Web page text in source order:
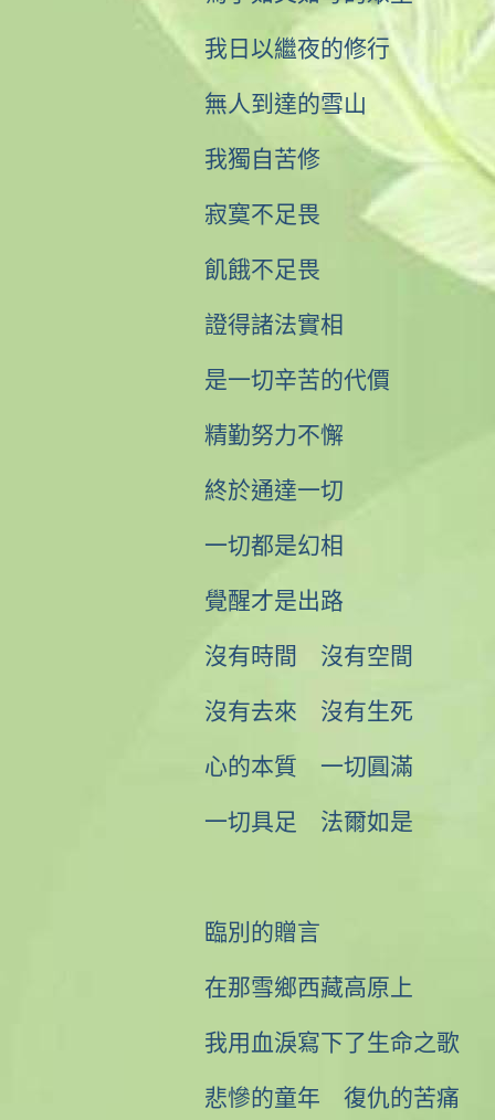
我日以繼夜的修行
無人到達的雪山
我獨自苦修
寂寞不足畏
飢餓不足畏
證得諸法實相
是一切辛苦的代價
精勤努力不懈
終於通達一切
一切都是幻相
覺醒才是出路
沒有時間 沒有空間
沒有去來 沒有生死
心的本質 一切圓滿
一切具足 法爾如是
臨別的贈言
在那雪鄉西藏高原上
我用血淚寫下了生命之歌
悲慘的童年 復仇的苦痛